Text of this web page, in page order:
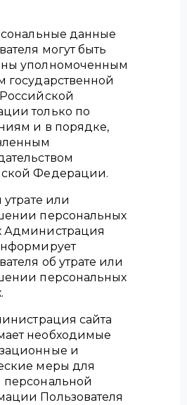
данные
могут быть
уполномоченным
государственной
только по
и в порядке,
Федерации.
утрате или
персональных
Администрация
об утрате или
персональных
сайта
необходимые
и
меры для
персональной
Пользователя